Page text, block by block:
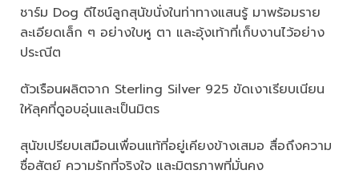
ชาร์ม Dog ดีไซน์ลูกสุนัขนั่งในท่าทางแสนรู้ มาพร้อมราย
ละเอียดเล็ก ๆ อย่างใบหู ตา และอุ้งเท้าที่เก็บงานไว้อย่าง
ประณีต
ตัวเรือนผลิตจาก Sterling Silver 925 ขัดเงาเรียบเนียน
ให้ลุคที่ดูอบอุ่นและเป็นมิตร
สุนัขเปรียบเสมือนเพื่อนแท้ที่อยู่เคียงข้างเสมอ สื่อถึงความ
ซื่อสัตย์ ความรักที่จริงใจ และมิตรภาพที่มั่นคง